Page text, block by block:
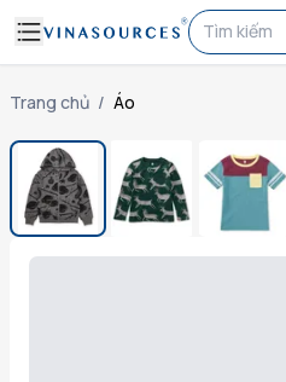
Tìm kiếm
Trang chủ / Áo